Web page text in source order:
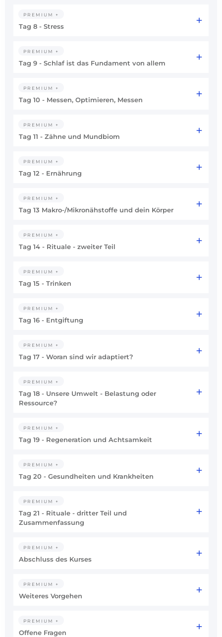
PREMIUM +
Tag 8 - Stress
PREMIUM +
Tag 9 - Schlaf ist das Fundament von allem
PREMIUM +
Tag 10 - Messen, Optimieren, Messen
PREMIUM +
Tag 11 - Zähne und Mundbiom
PREMIUM +
Tag 12 - Ernährung
PREMIUM +
Tag 13 Makro-/Mikronähstoffe und dein Körper
PREMIUM +
Tag 14 - Rituale - zweiter Teil
PREMIUM +
Tag 15 - Trinken
PREMIUM +
Tag 16 - Entgiftung
PREMIUM +
Tag 17 - Woran sind wir adaptiert?
PREMIUM +
Tag 18 - Unsere Umwelt - Belastung oder
Ressource?
PREMIUM +
Tag 19 - Regeneration und Achtsamkeit
PREMIUM +
Tag 20 - Gesundheiten und Krankheiten
PREMIUM +
Tag 21 - Rituale - dritter Teil und
Zusammenfassung
PREMIUM +
Abschluss des Kurses
PREMIUM +
Weiteres Vorgehen
PREMIUM +
Offene Fragen